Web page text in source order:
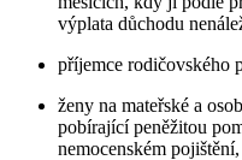
výplata důchodu
příjemce rodičovského
ženy na mateřské a
pobírající peněžitou
nemocenském pojištění,